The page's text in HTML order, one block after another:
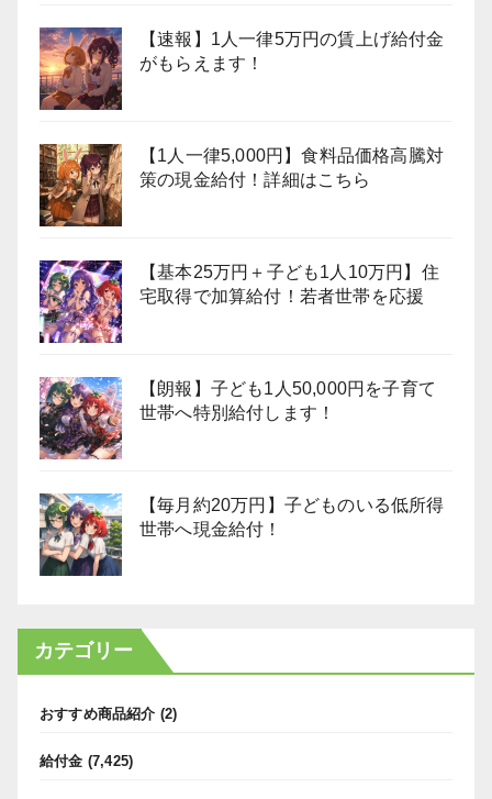
【速報】1人一律5万円の賃上げ給付金
がもらえます！
【1人一律5,000円】食料品価格高騰対
策の現金給付！詳細はこちら
【基本25万円＋子ども1人10万円】住
宅取得で加算給付！若者世帯を応援
【朗報】子ども1人50,000円を子育て
世帯へ特別給付します！
【毎月約20万円】子どものいる低所得
世帯へ現金給付！
カテゴリー
おすすめ商品紹介 (2)
給付金 (7,425)